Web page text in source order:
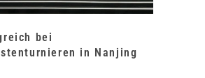
bei
in Nanjing